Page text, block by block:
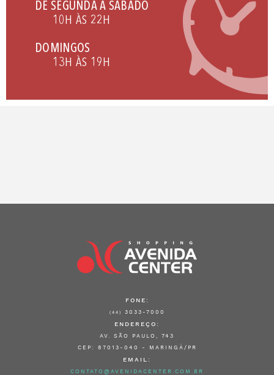
DE SEGUNDA A SÁBADO
10H ÀS 22H
DOMINGOS
13H ÀS 19H
FONE:
(44) 3033-7000
ENDEREÇO:
AV. SÃO PAULO, 743
CEP: 87013-040 - MARINGÁ/PR
EMAIL:
CONTATO@AVENIDACENTER.COM.BR